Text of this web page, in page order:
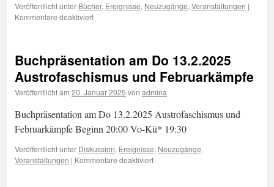
Tilo
Steireif
Veröffentlicht unter Bücher, Ereignisse, Neuzugänge, Veranstaltungen |
Kommentare deaktiviertfür
Brigitte
Rath
Frei
denken,
leben
Olga
.
Aktivistin
Buchpräsentation am Do 13.2.2025
Austrofaschismus und Februarkämpfe
Veröffentlicht am 20. Januar 2025 von admina
Buchpräsentation am Do 13.2.2025 Austrofaschismus und
Februarkämpfe Beginn 20:00 Vo-Kü* 19:30
Veröffentlicht unter Diskussion, Ereignisse, Neuzugänge,
Veranstaltungen | Kommentare deaktiviertfür